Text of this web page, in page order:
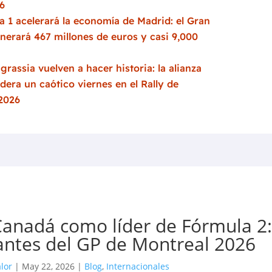
1 acelerará la economía de Madrid: el Gran
467 millones de euros y casi 9,000
vuelven a hacer historia: la alianza
un caótico viernes en el Rally de
como líder de Fórmula
del GP de Montreal 2026
| May 22, 2026 | Blog, Internacionales